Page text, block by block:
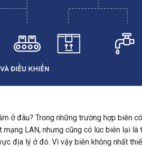
ở đâu? Trong những trường hợp biên
LAN, nhưng cũng có lúc biên lại
địa lý ở đó. Vì vậy biên không nhất